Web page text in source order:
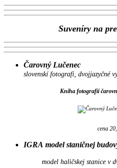
Suveníry na
Čarovný Lučenec
slovenskí fotografi, dvojjazyčné
Kniha fotografií
cena
IGRA model staničnej
model haličskej stanice v